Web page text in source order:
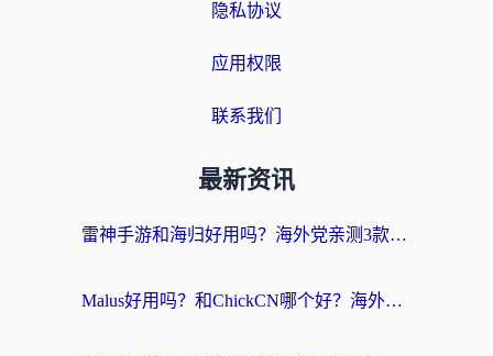
隐私协议
应用权限
联系我们
最新资讯
雷神手游和海归好用吗？海外党亲测3款热门回国加速器+番茄加速器深度体验
Malus好用吗？和ChickCN哪个好？海外党亲测：选对回国加速器，追剧游戏不卡顿